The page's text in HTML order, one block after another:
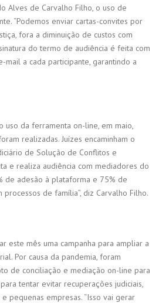
Alves de Carvalho Filho, o uso de
“Podemos enviar cartas-convites por
fora a diminuição de custos com
do termo de audiência é feita com
a cada participante, garantindo a
uso da ferramenta on-line, em maio,
realizadas. Juízes encaminham o
de Solução de Conflitos e
e realiza audiência com mediadores do
de adesão à plataforma e 75% de
de família”, diz Carvalho Filho.
este mês uma campanha para ampliar a
Por causa da pandemia, foram
de conciliação e mediação on-line para
tentar evitar recuperações judiciais,
pequenas empresas. “Isso vai gerar